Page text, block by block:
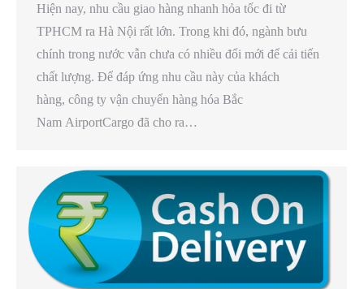
Hiện nay, nhu cầu giao hàng nhanh hỏa tốc đi từ
TPHCM ra Hà Nội rất lớn. Trong khi đó, ngành bưu
chính trong nước vẫn chưa có nhiều đổi mới để cải tiến
chất lượng. Để đáp ứng nhu cầu này của khách
hàng, công ty vận chuyển hàng hóa Bắc
Nam AirportCargo đã cho ra…